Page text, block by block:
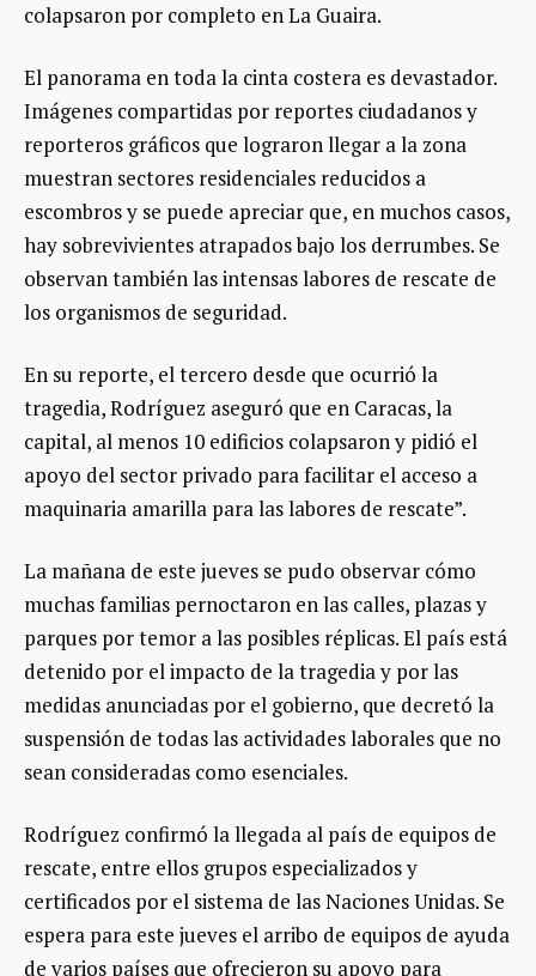
colapsaron por completo en La Guaira.
El panorama en toda la cinta costera es devastador.
Imágenes compartidas por reportes ciudadanos y
reporteros gráficos que lograron llegar a la zona
muestran sectores residenciales reducidos a
escombros y se puede apreciar que, en muchos casos,
hay sobrevivientes atrapados bajo los derrumbes. Se
observan también las intensas labores de rescate de
los organismos de seguridad.
En su reporte, el tercero desde que ocurrió la
tragedia, Rodríguez aseguró que en Caracas, la
capital, al menos 10 edificios colapsaron y pidió el
apoyo del sector privado para facilitar el acceso a
maquinaria amarilla para las labores de rescate”.
La mañana de este jueves se pudo observar cómo
muchas familias pernoctaron en las calles, plazas y
parques por temor a las posibles réplicas. El país está
detenido por el impacto de la tragedia y por las
medidas anunciadas por el gobierno, que decretó la
suspensión de todas las actividades laborales que no
sean consideradas como esenciales.
Rodríguez confirmó la llegada al país de equipos de
rescate, entre ellos grupos especializados y
certificados por el sistema de las Naciones Unidas. Se
espera para este jueves el arribo de equipos de ayuda
de varios países que ofrecieron su apoyo para